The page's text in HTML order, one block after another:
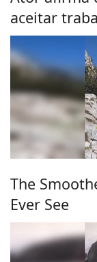
aceitar
The
Ever See